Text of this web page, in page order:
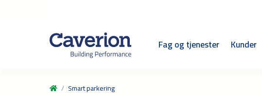
Fag og tjenester Kunder
Smart parkering